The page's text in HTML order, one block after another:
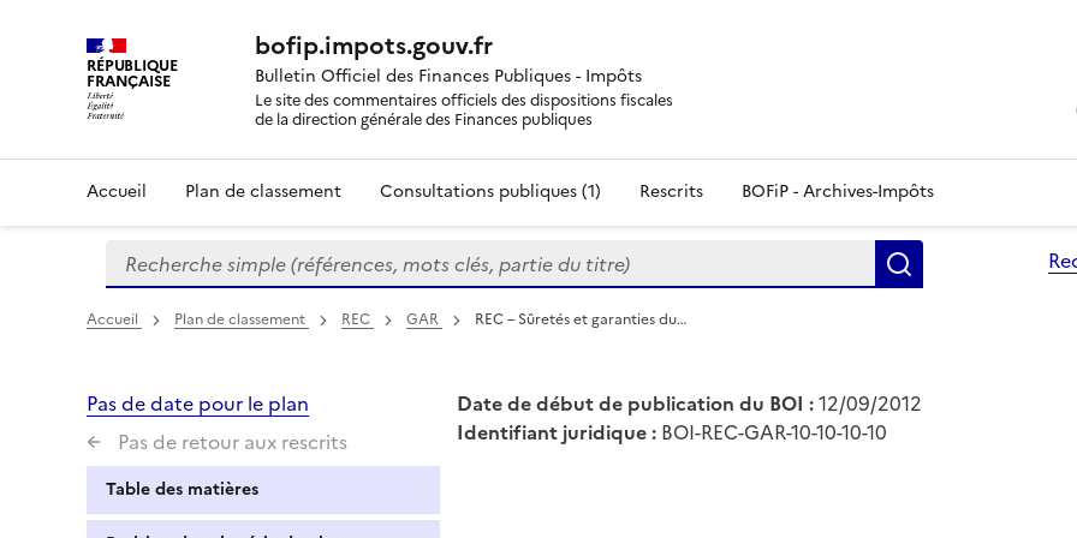
RÉPUBLIQUE
FRANÇAISE
bofip.impots.gouv.fr
Bulletin Officiel des Finances Publiques - Impôts
Le site des commentaires officiels des dispositions fiscales
de la direction générale des Finances publiques
Accueil Plan de classement Consultations publiques (1) Rescrits BOFiP - Archives-Impôts
Formulaire
de
recherche
Recherche simple (références, mots clés, partie du titre)
Accueil Plan de classement REC GAR REC – Sûretés et garanties du…
Pas de date pour le plan
Pas de retour aux rescrits
Table des matières
Date de début de publication du BOI :12/09/2012
Identifiant juridique : BOI-REC-GAR-10-10-10-10